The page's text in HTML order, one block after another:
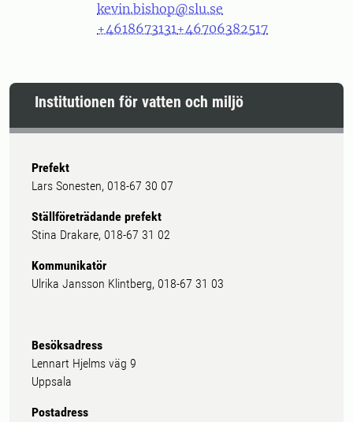
kevin.bishop@slu.se
+4618673131+46706382517
Institutionen för vatten och miljö
Prefekt
Lars Sonesten, 018-67 30 07
Ställföreträdande prefekt
Stina Drakare, 018-67 31 02
Kommunikatör
Ulrika Jansson Klintberg, 018-67 31 03
Besöksadress
Lennart Hjelms väg 9
Uppsala
Postadress